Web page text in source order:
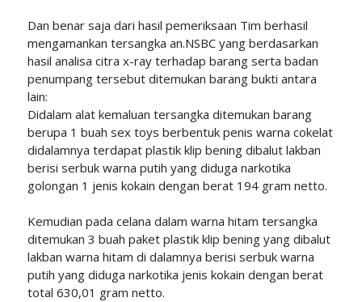
Dan benar saja dari hasil pemeriksaan Tim berhasil
mengamankan tersangka an.NSBC yang berdasarkan
hasil analisa citra x-ray terhadap barang serta badan
penumpang tersebut ditemukan barang bukti antara
lain:
Didalam alat kemaluan tersangka ditemukan barang
berupa 1 buah sex toys berbentuk penis warna cokelat
didalamnya terdapat plastik klip bening dibalut lakban
berisi serbuk warna putih yang diduga narkotika
golongan 1 jenis kokain dengan berat 194 gram netto.
Kemudian pada celana dalam warna hitam tersangka
ditemukan 3 buah paket plastik klip bening yang dibalut
lakban warna hitam di dalamnya berisi serbuk warna
putih yang diduga narkotika jenis kokain dengan berat
total 630,01 gram netto.